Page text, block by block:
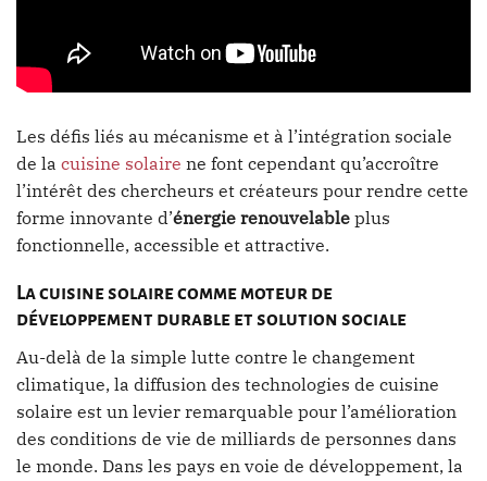
Les défis liés au mécanisme et à l’intégration sociale
de la cuisine solaire ne font cependant qu’accroître
l’intérêt des chercheurs et créateurs pour rendre cette
forme innovante d’énergie renouvelable plus
fonctionnelle, accessible et attractive.
La cuisine solaire comme moteur de
développement durable et solution sociale
Au-delà de la simple lutte contre le changement
climatique, la diffusion des technologies de cuisine
solaire est un levier remarquable pour l’amélioration
des conditions de vie de milliards de personnes dans
le monde. Dans les pays en voie de développement, la